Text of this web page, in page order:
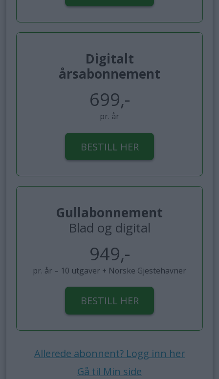
Digitalt
årsabonnement
699,-
pr. år
BESTILL HER
Gullabonnement
Blad og digital
949,-
pr. år – 10 utgaver + Norske Gjestehavner
BESTILL HER
Allerede abonnent? Logg inn her
Gå til Min side